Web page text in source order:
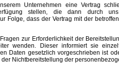
Unternehmen eine Vertrag
stellen, die dann durch
Folge, dass der Vertrag mit der
zur Erforderlichkeit der
wenden. Dieser informiert sie
Daten gesetzlich vorgeschrieben ist
Nichtbereitstellung der